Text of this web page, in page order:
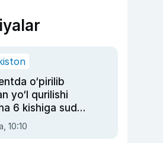
o‘pirilib
yo‘l qurilishi
6 kishiga sud
10:10